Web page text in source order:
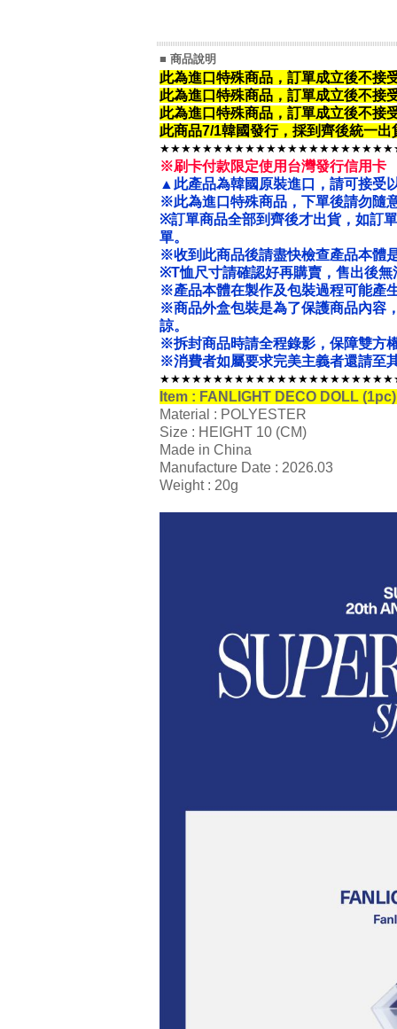
■ 商品說明
此為進口特殊商品，訂單成立後不接
此為進口特殊商品， 訂單成立後不接
此為進口特殊商品， 訂單成立後不接
此商品7/1韓國發行，採到齊後統一
※刷卡付款限定使用台灣發行信用卡
▲此產品為韓國原裝進口，請可接受
※此為進口特殊商品，下單後請勿隨
※訂單商品全部到齊後才出貨，如訂
單。
※收到此商品後請盡快檢查產品本體
※T恤尺寸請確認好再購賣，售出後無
※產品本體在製作及包裝過程可能產
※商品外盒包裝是為了保護商品內容
諒。
※拆封商品時請全程錄影，保障雙方
※消費者如屬要求完美主義者還請至
Item : FANLIGHT DECO DOLL
Material : POLYESTER
Size : HEIGHT 10 (CM)
Made in China
Manufacture Date : 2026.03
Weight : 20g